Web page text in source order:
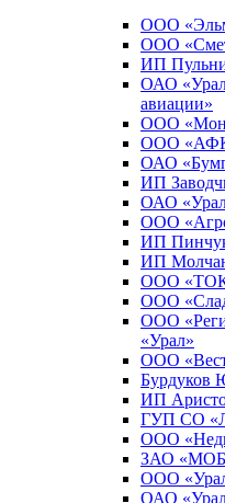
ООО
ООО
ИП
ОАО
авиации»
ООО
ООО
ОАО
ИП
ОАО
ООО
ИП
ИП
ООО
ООО
ООО
«Урал»
ООО
Бурдуков
ИП
ГУП СО
ООО
ЗАО
ООО
ОАО